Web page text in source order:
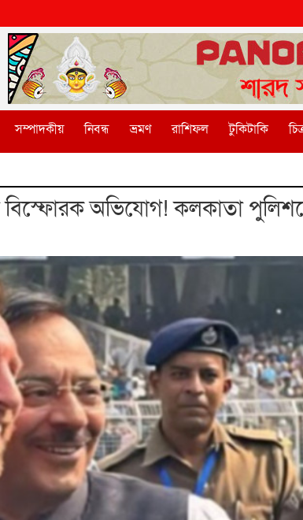
সম্পাদকীয় নিবন্ধ ভ্রমণ রাশিফল টুকিটাকি
অভিযোগ! কলকাতা